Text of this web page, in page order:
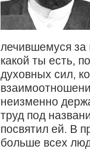
лечившемуся за
какой ты есть,
духовных сил,
неизменно
труд под
посвятил ей. В
больше всех